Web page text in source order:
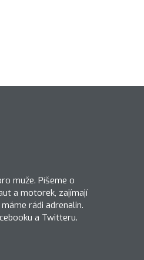
muže. Píšeme o
a motorek, zajímají
rádi adrenalin.
a Twitteru.